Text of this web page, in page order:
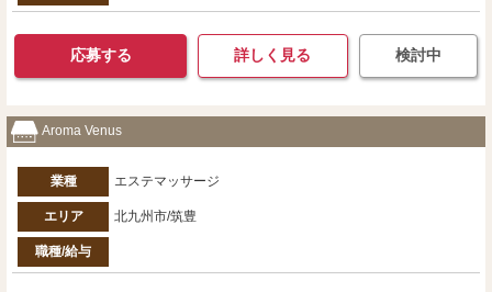
応募する 詳しく見る 検討中
Aroma Venus
業種 エステマッサージ
エリア 北九州市/筑豊
職種/給与